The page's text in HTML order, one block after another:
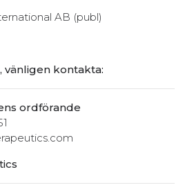
AB (publ)
kontakta:
ordförande